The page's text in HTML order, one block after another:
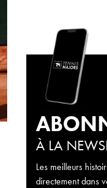
À LA
Les meilleurs
directement dans